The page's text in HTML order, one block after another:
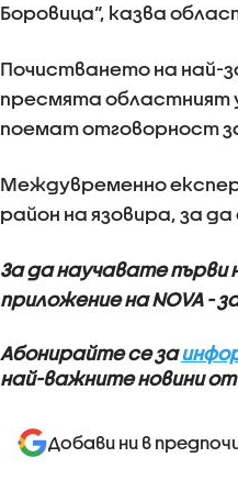
Боровица“, казва
Почистването на най-
пресмята областният
поемат отговорност
Междувременно
район на язовира, за
За да научавате първи
приложение на NOVA -
Абонирайте се за
най-важните новини
Добави ни в